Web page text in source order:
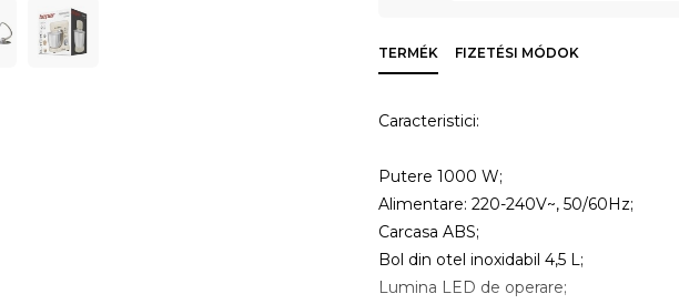
TERMÉK FIZETÉSI MÓDOK
Caracteristici:
Putere 1000 W;
Alimentare: 220-240V~, 50/60Hz;
Carcasa ABS;
Bol din otel inoxidabil 4,5 L;
Lumina LED de operare;